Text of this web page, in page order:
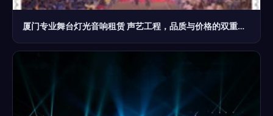
厦门专业舞台灯光音响租赁 声艺工程，品质与价格的双重保障